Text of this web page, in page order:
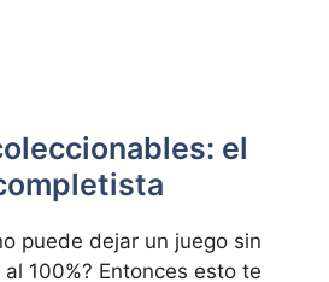
el
puede dejar un juego sin
100%? Entonces esto te